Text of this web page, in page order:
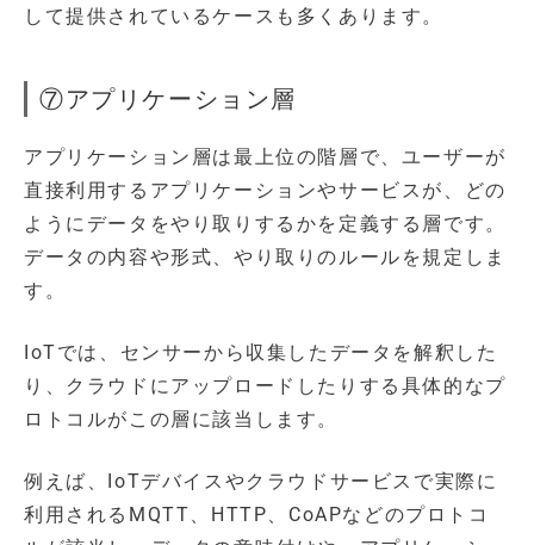
して提供されているケースも多くあります。
⑦アプリケーション層
アプリケーション層は最上位の階層で、ユーザーが
直接利用するアプリケーションやサービスが、どの
ようにデータをやり取りするかを定義する層です。
データの内容や形式、やり取りのルールを規定しま
す。
IoTでは、センサーから収集したデータを解釈した
り、クラウドにアップロードしたりする具体的なプ
ロトコルがこの層に該当します。
例えば、IoTデバイスやクラウドサービスで実際に
利用されるMQTT、HTTP、CoAPなどのプロトコ